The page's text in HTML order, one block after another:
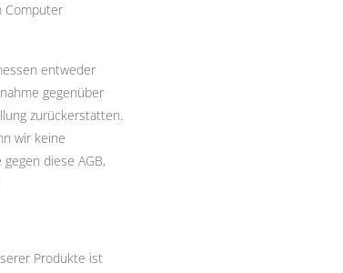
Computer
entweder
gegenüber
zurückerstatten.
wir keine
diese AGB,
Produkte ist